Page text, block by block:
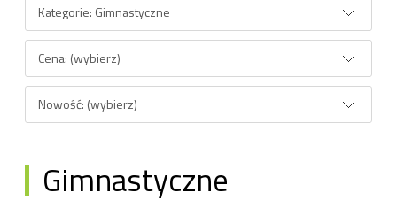
Kategorie: Gimnastyczne
Cena: (wybierz)
Nowość: (wybierz)
Gimnastyczne